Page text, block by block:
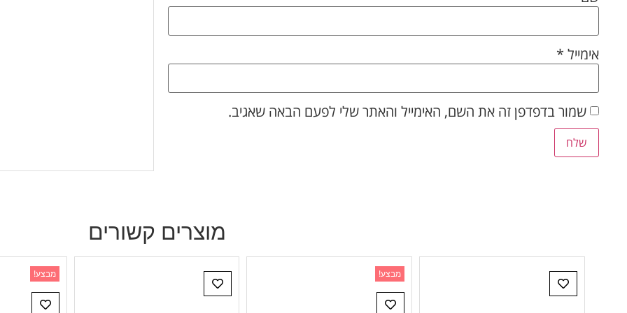
אימייל *
שמור בדפדפן זה את השם, האימייל והאתר שלי לפעם הבאה שאגיב.
מוצרים קשורים
מבצע! מבצע!